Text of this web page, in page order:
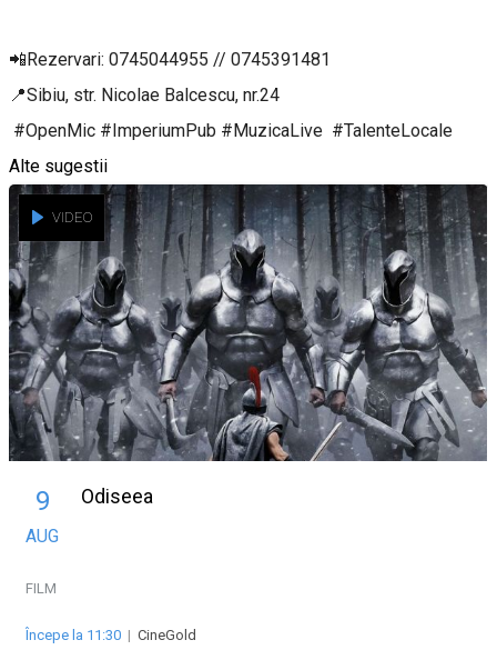
📲Rezervari: 0745044955 // 0745391481
📍Sibiu, str. Nicolae Balcescu, nr.24
#OpenMic #ImperiumPub #MuzicaLive #TalenteLocale
Alte sugestii
VIDEO
9
AUG
Odiseea
FILM
Începe la 11:30 | CineGold